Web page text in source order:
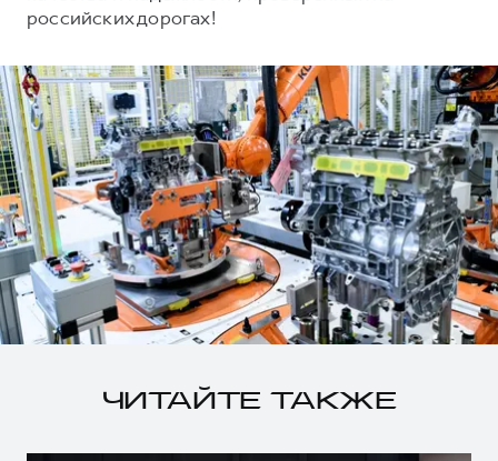
российских дорогах!
ЧИТАЙТЕ ТАКЖЕ